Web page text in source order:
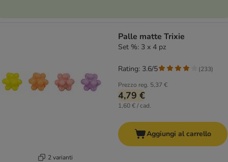
2 varianti
Palle matte Trixie
Set %: 3 x 4 pz
Prezzo reg. 5,37 €
4,79 €
1,60 € / cad.
Rating: 3.6/5 (233)
Aggiungi al carrello